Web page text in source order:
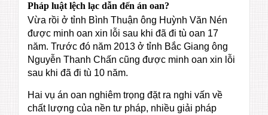
Pháp luật lệch lạc dẫn đến án oan?
Vừa rồi ở tỉnh Bình Thuận ông Huỳnh Văn Nén
được minh oan xin lỗi sau khi đã đi tù oan 17
năm. Trước đó năm 2013 ở tỉnh Bắc Giang ông
Nguyễn Thanh Chấn cũng được minh oan xin lỗi
sau khi đã đi tù 10 năm.
Hai vụ án oan nghiêm trọng đặt ra nghi vấn về
chất lượng của nền tư pháp, nhiều giải pháp